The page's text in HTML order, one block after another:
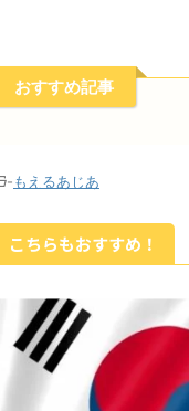
おすすめ記事
-もえるあじあ
こちらもおすすめ！